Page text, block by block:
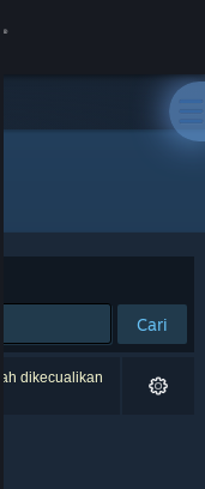
Cari
dikecualikan